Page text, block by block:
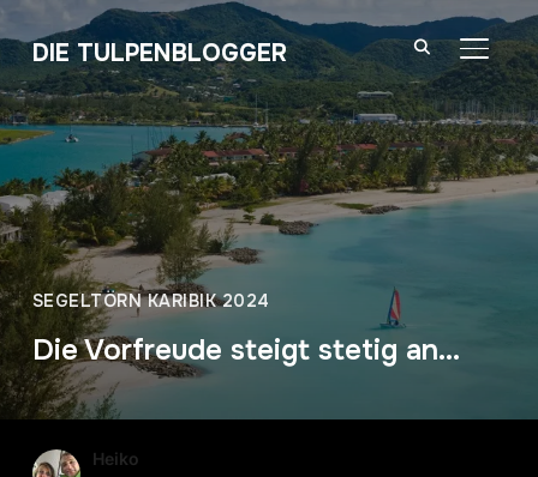
DIE TULPENBLOGGER
SEGELTÖRN KARIBIK 2024
Die Vorfreude steigt stetig an…
Heiko